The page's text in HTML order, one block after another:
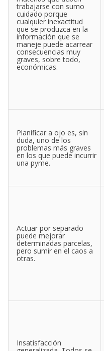
trabajarse con sumo
cuidado porque
cualquier inexactitud
que se produzca en la
información que se
maneje puede acarrear
consecuencias muy
graves, sobre todo,
económicas.
Planificar a ojo es, sin
duda, uno de los
problemas más graves
en los que puede incurrir
una pyme.
Actuar por separado
puede mejorar
determinadas parcelas,
pero sumir en el caos a
otras.
Insatisfacción